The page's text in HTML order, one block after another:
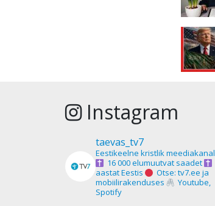
Instagram
taevas_tv7
Eestikeelne kristlik meediakanal
16 000 elumuutvat saadet
aastat Eestis
Otse: tv7.ee ja
mobiilirakenduses
Youtube,
Spotify